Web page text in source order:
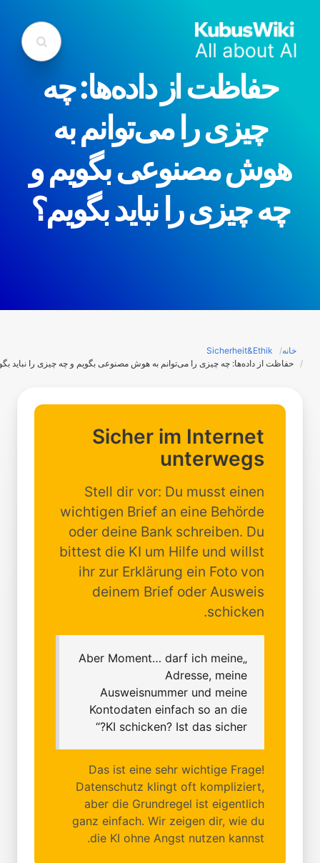
حفاظت از داده‌ها: چه
چیزی را می‌توانم به
هوش مصنوعی بگویم و
چه چیزی را نباید بگویم؟
Sicherheit&Ethik
حفاظت از داده‌ها: چه چیزی را می‌توانم به هوش مصنوعی بگویم و چه چیزی را نباید بگویم؟
Sicher im Internet
unterwegs
Stell dir vor: Du musst einen
wichtigen Brief an eine Behörde
oder deine Bank schreiben. Du
bittest die KI um Hilfe und willst
ihr zur Erklärung ein Foto von
deinem Brief oder Ausweis
schicken.
„Aber Moment… darf ich meine
Adresse, meine
Ausweisnummer und meine
Kontodaten einfach so an die
KI schicken? Ist das sicher?“
Das ist eine sehr wichtige Frage!
Datenschutz klingt oft kompliziert,
aber die Grundregel ist eigentlich
ganz einfach. Wir zeigen dir, wie du
die KI ohne Angst nutzen kannst.